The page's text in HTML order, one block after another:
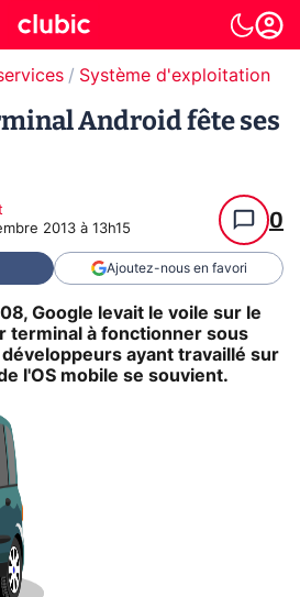
Système d'exploitation
Android fête ses
2013 à 13h15 0
Ajoutez-nous en favori
Google levait le voile sur le
terminal à fonctionner sous
développeurs ayant travaillé sur
l'OS mobile se souvient.